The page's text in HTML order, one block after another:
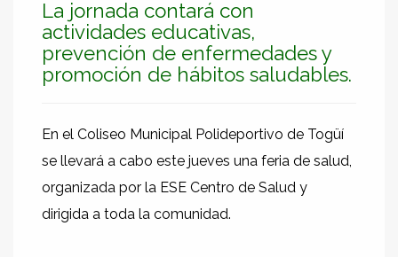
La jornada contará con
actividades educativas,
prevención de enfermedades y
promoción de hábitos saludables.
En el Coliseo Municipal Polideportivo de Togüí
se llevará a cabo este jueves una feria de salud,
organizada por la ESE Centro de Salud y
dirigida a toda la comunidad.